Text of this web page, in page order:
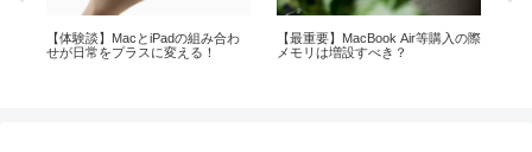
【体験談】MacとiPadの組み合わ
せが日常をプラスに変える！
【最重要】MacBook Air等購入の際
メモリは増設すべき？